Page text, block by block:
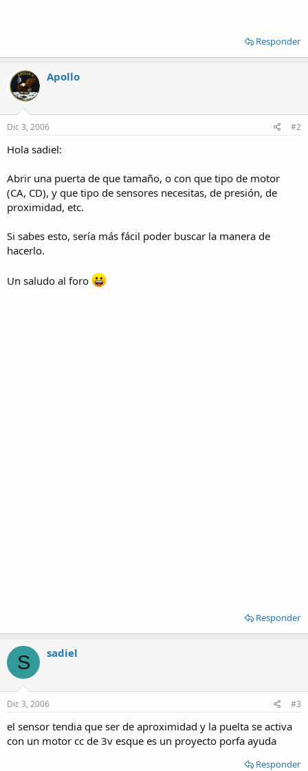
Responder
Apollo
Dic 3, 2006 #2
Hola sadiel:
Abrir una puerta de que tamaño, o con que tipo de motor
(CA, CD), y que tipo de sensores necesitas, de presión, de
proximidad, etc.
Si sabes esto, sería más fácil poder buscar la manera de
hacerlo.
Un saludo al foro
Responder
S sadiel
Dic 3, 2006 #3
el sensor tendia que ser de aproximidad y la puelta se activa
con un motor cc de 3v esque es un proyecto porfa ayuda
Responder